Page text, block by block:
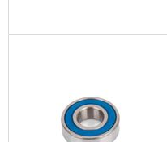
CONTACT MET